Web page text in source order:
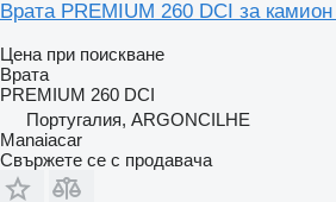
Врата PREMIUM 260 DCI за
Цена при поискване
Врата
PREMIUM 260 DCI
Португалия, ARGONCILHE
Manaiacar
Свържете се с продавача